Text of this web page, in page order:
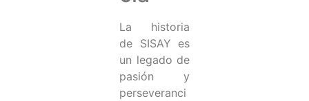
La historia
de SISAY es
un legado de
pasión y
perseveranci